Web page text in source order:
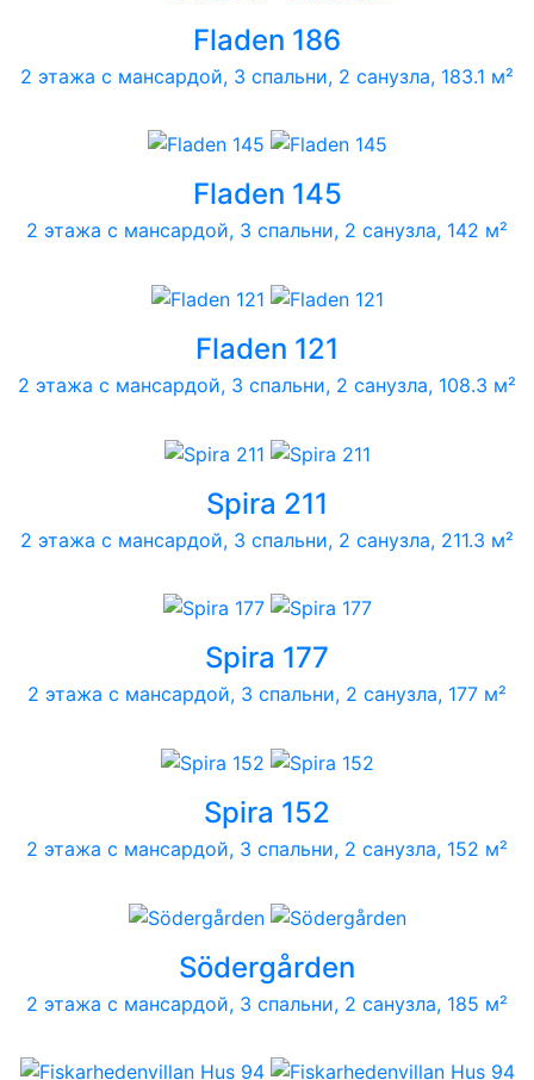
Fladen 186
2 этажа с мансардой, 3 спальни, 2 санузла, 183.1 м²
Fladen 145
2 этажа с мансардой, 3 спальни, 2 санузла, 142 м²
Fladen 121
2 этажа с мансардой, 3 спальни, 2 санузла, 108.3 м²
Spira 211
2 этажа с мансардой, 3 спальни, 2 санузла, 211.3 м²
Spira 177
2 этажа с мансардой, 3 спальни, 2 санузла, 177 м²
Spira 152
2 этажа с мансардой, 3 спальни, 2 санузла, 152 м²
Södergården
2 этажа с мансардой, 3 спальни, 2 санузла, 185 м²